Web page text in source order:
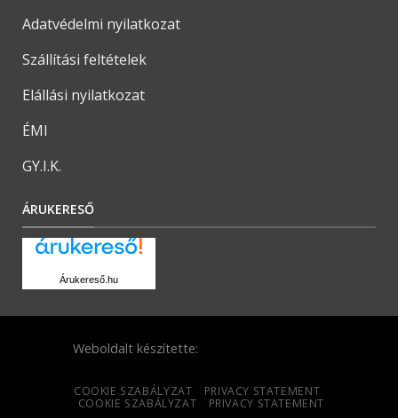
Adatvédelmi nyilatkozat
Szállítási feltételek
Elállási nyilatkozat
ÉMI
GY.I.K.
ÁRUKERESŐ
Árukereső.hu
Weboldalt készítette:
COOKIE SZABÁLYZAT
PRIVACY STATEMENT
COOKIE SZABÁLYZAT
PRIVACY STATEMENT